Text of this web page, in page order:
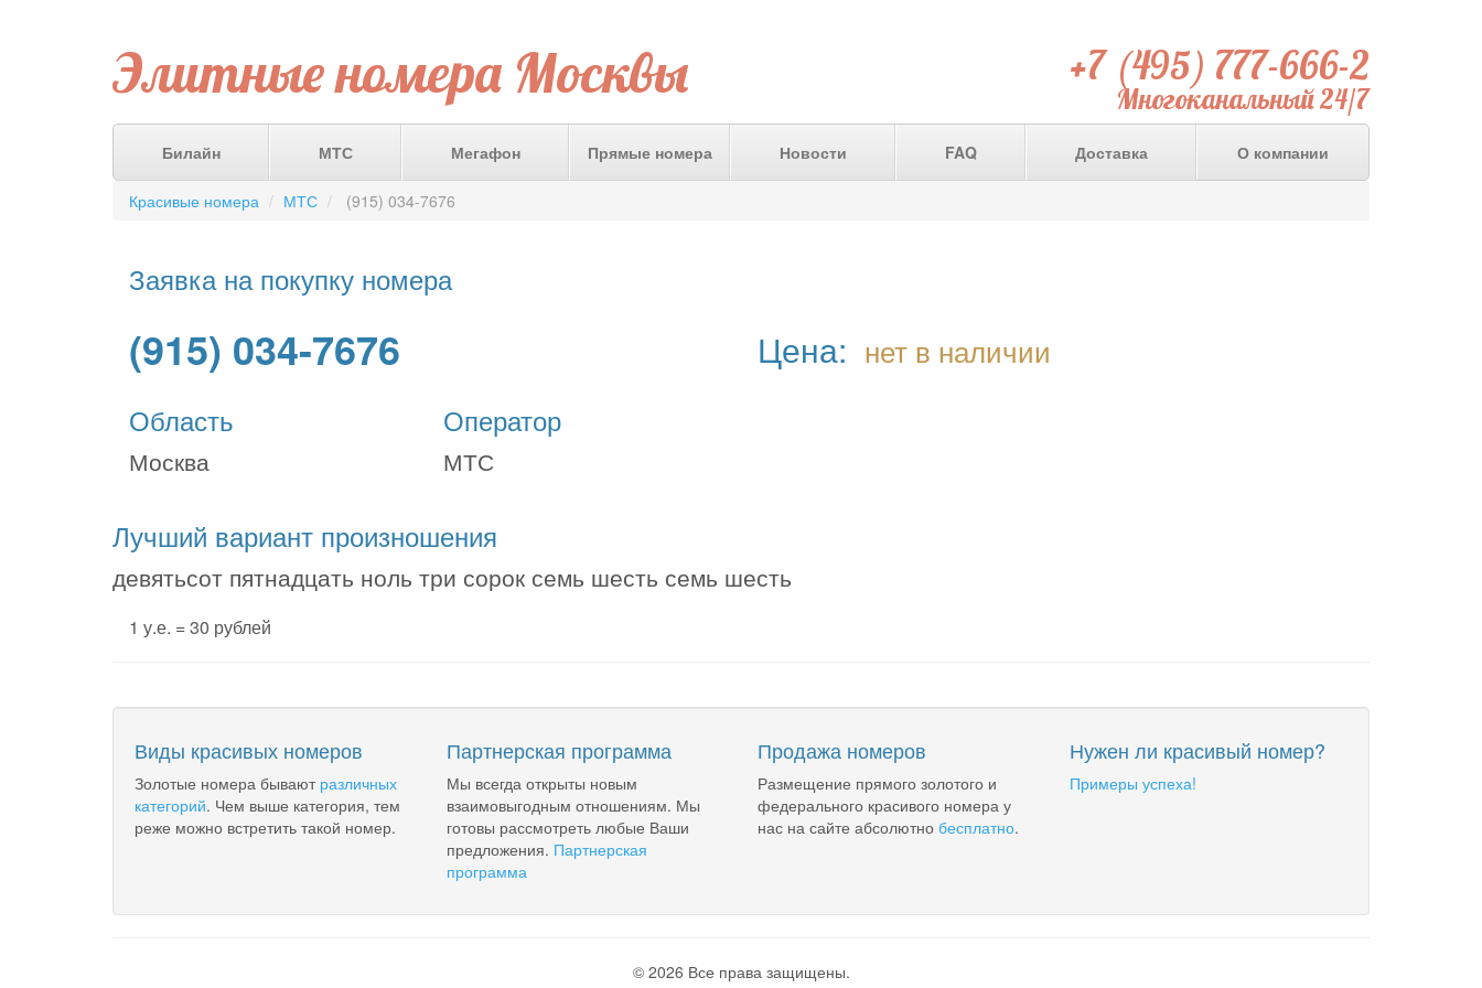
Элитные номера Москвы +7 (495) 777-666-2
Многоканальный 24/7
Билайн МТС Мегафон Прямые номера Новости FAQ Доставка О компании
Красивые номера МТС (915) 034-7676
Заявка на покупку номера
(915) 034-7676 Цена: нет в наличии
Область
Москва
Оператор
МТС
Лучший вариант произношения
девятьсот пятнадцать ноль три сорок семь шесть семь шесть
1 у.е. = 30 рублей
Виды красивых номеров
Золотые номера бывают различных
категорий. Чем выше категория, тем
реже можно встретить такой номер.
Партнерская программа
Мы всегда открыты новым
взаимовыгодным отношениям. Мы
готовы рассмотреть любые Ваши
предложения. Партнерская
программа
Продажа номеров
Размещение прямого золотого и
федерального красивого номера у
нас на сайте абсолютно бесплатно.
Нужен ли красивый номер?
Примеры успеха!
© 2026 Все права защищены.